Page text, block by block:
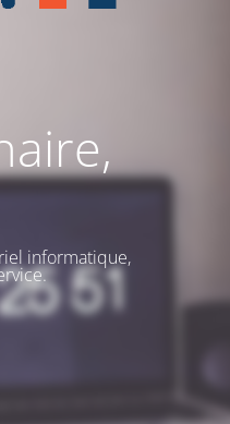
informatique,